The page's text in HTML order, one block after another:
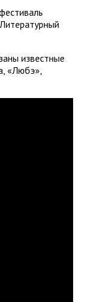
известные
«Любэ»,